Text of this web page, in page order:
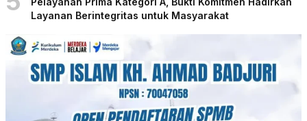
Layanan Berintegritas untuk Masyarakat